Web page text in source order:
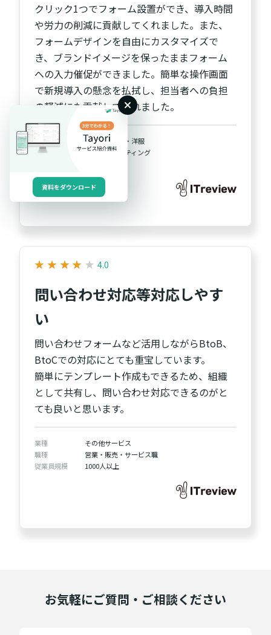
クリック1つでフォーム設置ができ、導入時間
や労力の削減に貢献してくれました。また、
フォームデザインを自由にカスタマイズで
き、ブランドイメージを保ったままフォーム
への入力催促ができました。簡単な操作画面
で新規導入の懸念を払拭し、担当者への負担
の軽減にも貢献してくれました。
業種
ファッション・洋服
職種
宣伝・マーケティング
★
★ ★
★ ★
★ ★
★ ★
★ 4.0
問い合わせ対応等対応しやす
い
問い合わせフォームなど活用しながらBtoB、
BtoCでの対応にとても重宝しています。
簡単にテンプレート作成もできるため、組織
として共有し、問い合わせ対応できるのがと
ても良いと思います。
業種
その他サービス
職種
営業・販売・サービス職
従業員規模
1000人以上
お気軽にご質問・ご相談ください
資料をダウンロード